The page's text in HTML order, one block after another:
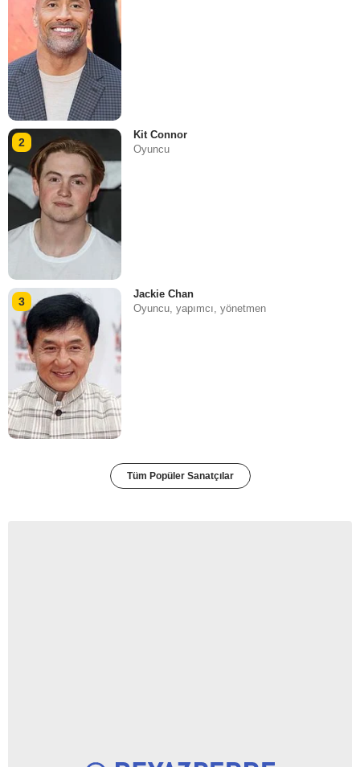
2
Kit Connor
Oyuncu
3
Jackie Chan
Oyuncu, yapımcı, yönetmen
Tüm Popüler Sanatçılar